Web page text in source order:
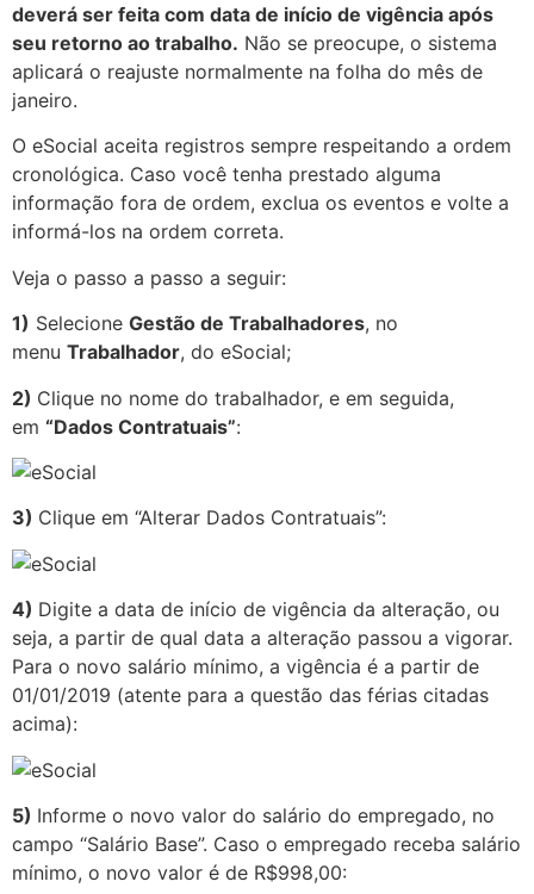
deverá ser feita com data de início de vigência após
seu retorno ao trabalho. Não se preocupe, o sistema
aplicará o reajuste normalmente na folha do mês de
janeiro.
O eSocial aceita registros sempre respeitando a ordem
cronológica. Caso você tenha prestado alguma
informação fora de ordem, exclua os eventos e volte a
informá-los na ordem correta.
Veja o passo a passo a seguir:
1) Selecione Gestão de Trabalhadores, no
menu Trabalhador, do eSocial;
2) Clique no nome do trabalhador, e em seguida,
em “Dados Contratuais”:
3) Clique em “Alterar Dados Contratuais”:
4) Digite a data de início de vigência da alteração, ou
seja, a partir de qual data a alteração passou a vigorar.
Para o novo salário mínimo, a vigência é a partir de
01/01/2019 (atente para a questão das férias citadas
acima):
5) Informe o novo valor do salário do empregado, no
campo “Salário Base”. Caso o empregado receba salário
mínimo, o novo valor é de R$998,00: